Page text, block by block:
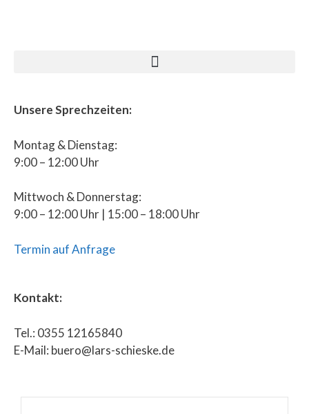
Unsere Sprechzeiten:
Montag & Dienstag:
9:00 – 12:00 Uhr
Mittwoch & Donnerstag:
9:00 – 12:00 Uhr | 15:00 – 18:00 Uhr
Termin auf Anfrage
Kontakt:
Tel.: 0355 12165840
E-Mail: buero@lars-schieske.de